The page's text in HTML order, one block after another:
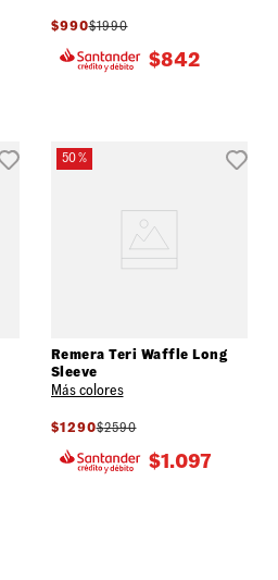
$990$1990
$842
50 %
Remera Teri Waffle Long
Sleeve
Más colores
$1290$2590
$1.097